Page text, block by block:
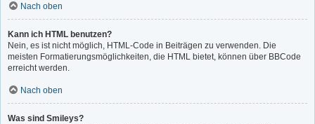
Nach oben
Kann ich HTML benutzen?
Nein, es ist nicht möglich, HTML-Code in Beiträgen zu verwenden. Die
meisten Formatierungsmöglichkeiten, die HTML bietet, können über BBCode
erreicht werden.
Nach oben
Was sind Smileys?